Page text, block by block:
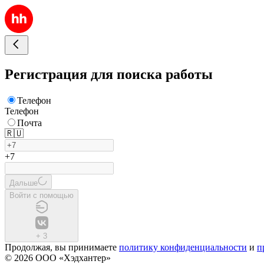
Регистрация для поиска работы
Телефон
Телефон
Почта
🇷🇺
+7
Дальше
Войти с помощью
+ 3
Продолжая, вы принимаете политику конфиденциальности и
© 2026 ООО «Хэдхантер»